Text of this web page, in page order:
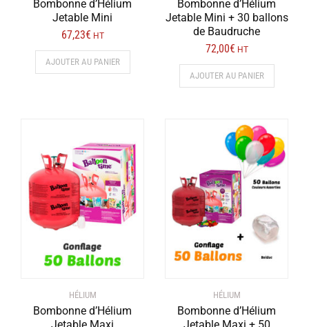
Bombonne d’Hélium
Jetable Mini
67,23€ HT
AJOUTER AU PANIER
Bombonne d’Hélium
Jetable Mini + 30 ballons
de Baudruche
72,00€ HT
AJOUTER AU PANIER
HÉLIUM
Bombonne d’Hélium
HÉLIUM
Bombonne d’Hélium